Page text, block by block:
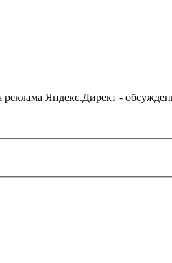
реклама Яндекс.Директ -